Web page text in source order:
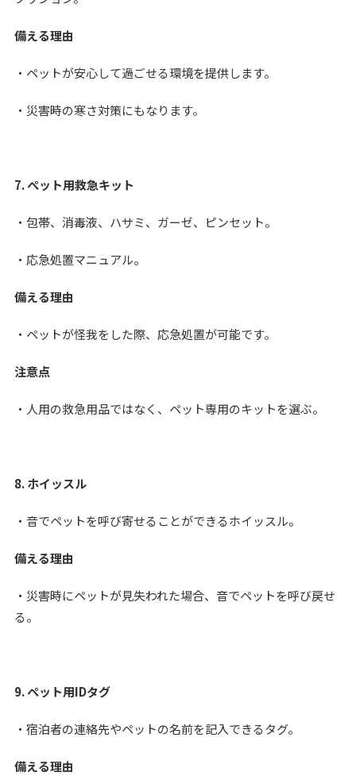
備える理由
・ペットが安心して過ごせる環境を提供します。
・災害時の寒さ対策にもなります。
7. ペット用救急キット
・包帯、消毒液、ハサミ、ガーゼ、ピンセット。
・応急処置マニュアル。
備える理由
・ペットが怪我をした際、応急処置が可能です。
注意点
・人用の救急用品ではなく、ペット専用のキットを選ぶ。
8. ホイッスル
・音でペットを呼び寄せることができるホイッスル。
備える理由
・災害時にペットが見失われた場合、音でペットを呼び戻せ
る。
9. ペット用IDタグ
・宿泊者の連絡先やペットの名前を記入できるタグ。
備える理由